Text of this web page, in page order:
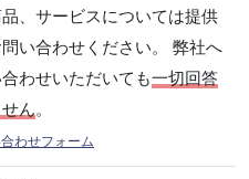
、サービスについては提供
い合わせください。 弊社へ
わせいただいても一切回答
ん。
わせフォーム